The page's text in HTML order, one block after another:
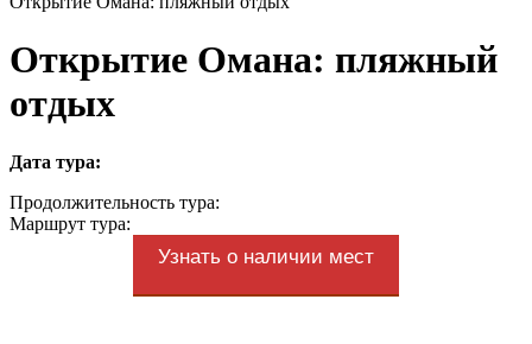
Открытие Омана: пляжный
отдых
Дата тура:
Продолжительность тура:
Маршрут тура:
Узнать о наличии мест